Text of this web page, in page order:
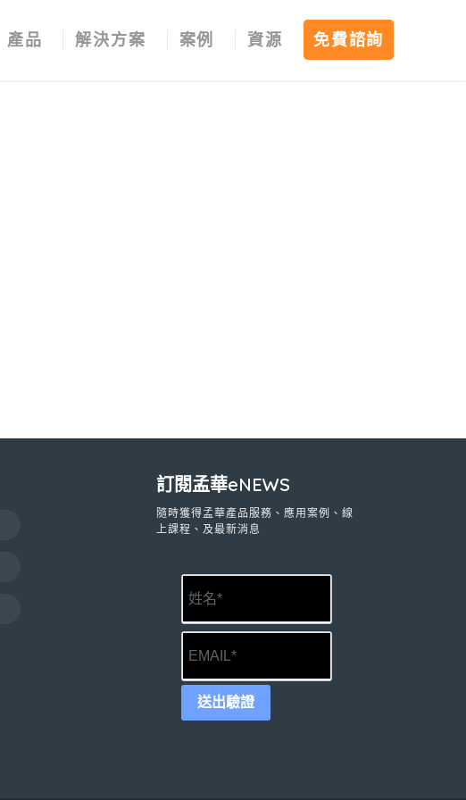
產品 解決方案 案例 資源 免費諮詢
訂閱孟華eNEWS
隨時獲得孟華產品服務、應用案例、線
上課程、及最新消息
送出驗證